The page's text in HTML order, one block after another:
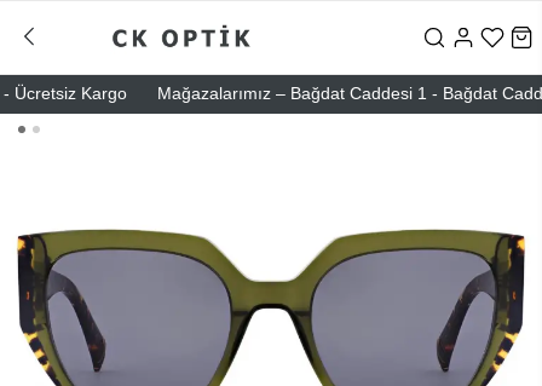
Kargo Mağazalarımız – Bağdat Caddesi 1 - Bağdat